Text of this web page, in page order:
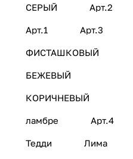
СЕРЫЙ Арт.2
Арт.1 Арт.3
ФИСТАШКОВЫЙ
БЕЖЕВЫЙ
КОРИЧНЕВЫЙ
ламбре Арт.4
Тедди Лима